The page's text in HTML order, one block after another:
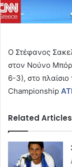
Ο Στέφανος
στον Νούνο
6-3), στο
Championship
Related Articles